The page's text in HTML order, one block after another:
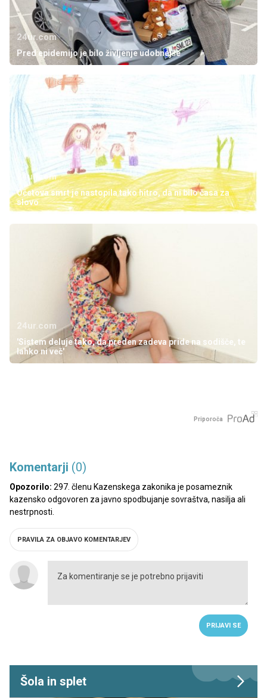
24ur.com
Pred epidemijo je bilo življenje udobnejše
24ur.com
Očetova smrt je nastopila tako hitro, da ni bilo časa za
slovo
24ur.com
'Sistem deluje tako, da preden zadeva pride na sodišče, te
lahko ni več'
Priporoča
Komentarji (0)
Opozorilo: 297. členu Kazenskega zakonika je posameznik
kazensko odgovoren za javno spodbujanje sovraštva, nasilja ali
nestrpnosti.
PRAVILA ZA OBJAVO KOMENTARJEV
PRIJAVI SE
Šola in splet